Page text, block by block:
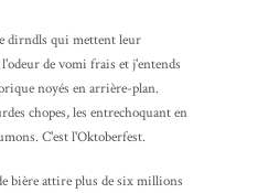
dirndls qui mettent leur
de vomi frais et j'entends
noyés en arrière-plan.
chopes, les entrechoquant en
C'est l'Oktoberfest.
bière attire plus de six millions